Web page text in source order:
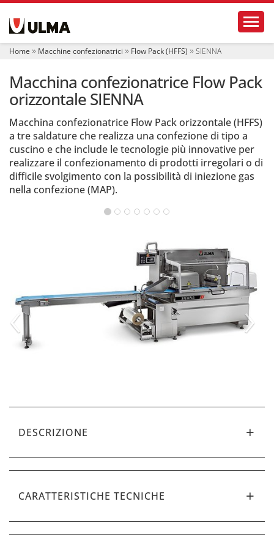
i
Home Macchine confezionatrici Flow Pack (HFFS) SIENNA
Macchina confezionatrice Flow Pack
orizzontale SIENNA
Macchina confezionatrice Flow Pack orizzontale (HFFS)
a tre saldature che realizza una confezione di tipo a
cuscino e che include le tecnologie più innovative per
realizzare il confezionamento di prodotti irregolari o di
difficile svolgimento con la possibilità di iniezione gas
nella confezione (MAP).
‹ ›
DESCRIZIONE
CARATTERISTICHE TECNICHE